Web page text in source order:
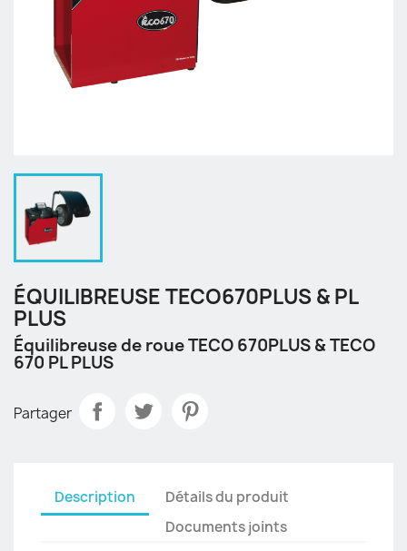
ÉQUILIBREUSE TECO670PLUS & PL
PLUS
Équilibreuse de roue TECO 670PLUS & TECO
670 PL PLUS
Partager
Description
Détails du produit
Documents joints